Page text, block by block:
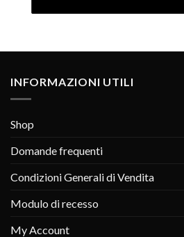
INFORMAZIONI UTILI
Shop
Domande frequenti
Condizioni Generali di Vendita
Modulo di recesso
My Account